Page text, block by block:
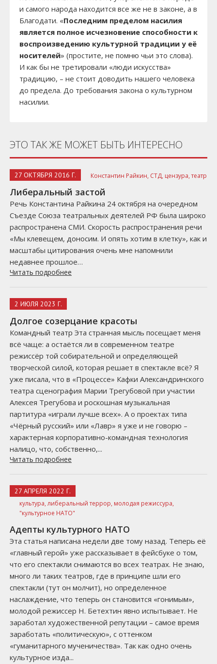
и самого народа находится все же не в законе, а в
Благодати. «Последним пределом насилия
является полное исчезновение способности к
воспроизведению культурной традиции у её
носителей» (простите, не помню чьи это слова).
И как бы не третировали «люди искусства»
традицию, – не стоит доводить нашего человека
до предела. До требования закона о культурном
насилии.
ЭТО ТАК ЖЕ МОЖЕТ БЫТЬ ИНТЕРЕСНО
27 ОКТЯБРЯ 2016 Г. Константин Райкин, СТД, цензура, театр
Либеральный застой
Речь Константина Райкина 24 октября на очередном
Съезде Союза театральных деятелей РФ была широко
распространена СМИ. Скорость распространения речи
«Мы клевещем, доносим. И опять хотим в клетку», как и
масштабы цитирования очень мне напомнили
недавнее прошлое…
Читать подробнее
2 ИЮЛЯ 2023 Г.
Долгое созерцание красоты
Командный театр Эта странная мысль посещает меня
всё чаще: а остаётся ли в современном театре
режиссёр той собирательной и определяющей
творческой силой, которая решает в спектакле всё? Я
уже писала, что в «Процессе» Кафки Александринского
театра сценография Марии Трегубовой при участии
Алексея Трегубова и роскошная музыкальная
партитура «играли лучше всех». А о проектах типа
«Чёрный русский» или «Лавр» я уже и не говорю –
характерная корпоративно-командная технология
налицо, что, собственно,...
Читать подробнее
27 АПРЕЛЯ 2022 Г.
культура, либеральный террор, молодая режиссура,
"культурное НАТО"
Адепты культурного НАТО
Эта статья написана недели две тому назад. Теперь её
«главный герой» уже рассказывает в фейсбуке о том,
что его спектакли снимаются во всех театрах. Не знаю,
много ли таких театров, где в принципе шли его
спектакли (тут он молчит), но определенное
наслаждение, что теперь он становится «гонимым»,
молодой режиссер Н. Бетехтин явно испытывает. Не
заработал художественной репутации – самое время
заработать «политическую», с оттенком
«гуманитарного мученичества». Так как одно очень
культурное изда...